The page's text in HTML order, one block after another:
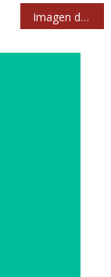
Imagen del contrato con el que Sub Pop fichó a Nirvana por 450 euros